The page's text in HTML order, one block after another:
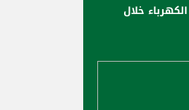
خلال